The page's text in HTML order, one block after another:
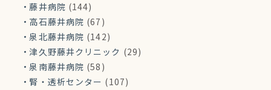
藤井病院 (144)
高石藤井病院 (67)
泉北藤井病院 (142)
津久野藤井クリニック (29)
泉南藤井病院 (58)
腎・透析センター (107)